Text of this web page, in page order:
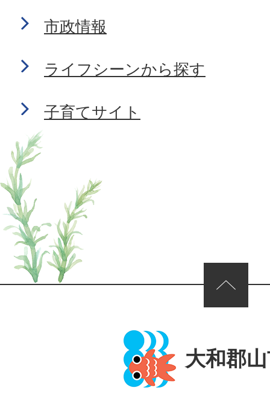
市政情報
ライフシーンから探す
子育てサイト
ページの先頭へ
大和郡